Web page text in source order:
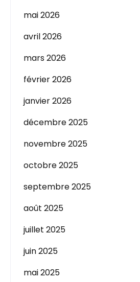
mai 2026
avril 2026
mars 2026
février 2026
janvier 2026
décembre 2025
novembre 2025
octobre 2025
septembre 2025
août 2025
juillet 2025
juin 2025
mai 2025